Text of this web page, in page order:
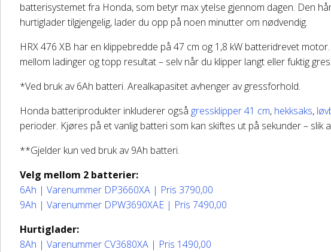
batterisystemet fra Honda, som betyr max ytelse gjennom dagen. Den
hurtiglader tilgjengelig, lader du opp på noen minutter om nødvendig.
HRX 476 XB har en klippebredde på 47 cm og 1,8 kW batteridrevet
mellom ladinger og topp resultat – selv når du klipper langt eller fuktig
*Ved bruk av 6Ah batteri. Arealkapasitet avhenger av gressforhold.
Honda batteriprodukter inkluderer også gressklipper 41 cm, hekksaks,
perioder. Kjøres på et vanlig batteri som kan skiftes ut på sekunder – slik
**Gjelder kun ved bruk av 9Ah batteri.
Velg mellom 2 batterier:
6Ah | Varenummer DP3660XA | Pris 3790,00
9Ah | Varenummer DPW3690XAE | Pris 7490,00
Hurtiglader:
8Ah | Varenummer CV3680XA | Pris 1490,00